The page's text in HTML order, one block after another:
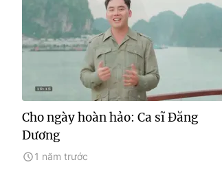
Cho ngày hoàn hảo: Ca sĩ Đăng
Dương
1 năm trước